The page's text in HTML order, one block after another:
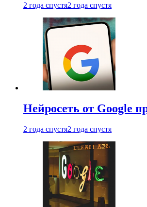
2 года спустя2 года спустя
Нейросеть от Google
2 года спустя2 года спустя